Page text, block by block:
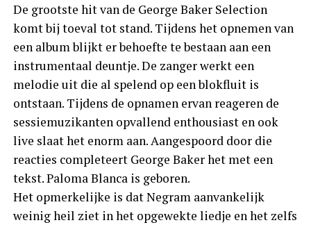
De grootste hit van de George Baker Selection
komt bij toeval tot stand. Tijdens het opnemen van
een album blijkt er behoefte te bestaan aan een
instrumentaal deuntje. De zanger werkt een
melodie uit die al spelend op een blokfluit is
ontstaan. Tijdens de opnamen ervan reageren de
sessiemuzikanten opvallend enthousiast en ook
live slaat het enorm aan. Aangespoord door die
reacties completeert George Baker het met een
tekst. Paloma Blanca is geboren.
Het opmerkelijke is dat Negram aanvankelijk
weinig heil ziet in het opgewekte liedje en het zelfs